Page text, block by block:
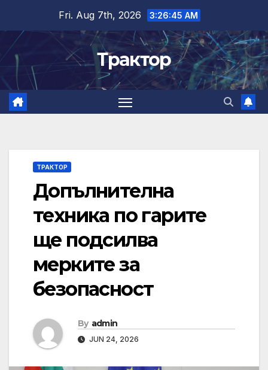
content
Fri. Aug 7th, 2026 3:26:45 AM
Трактор
ТРАКТОР
Допълнителна
техника по гарите
ще подсилва
мерките за
безопасност
By admin
JUN 24, 2026